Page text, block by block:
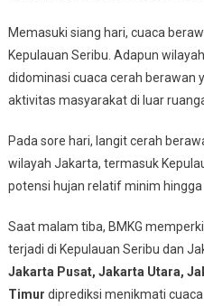
Memasuki siang hari, cuaca
Kepulauan Seribu. Adapun
didominasi cuaca cerah berawan
aktivitas masyarakat di luar
Pada sore hari, langit cerah
wilayah Jakarta, termasuk
potensi hujan relatif minim
Saat malam tiba, BMKG
terjadi di Kepulauan Seribu dan
Jakarta Pusat, Jakarta Utara,
Timur diprediksi menikmati cuaca